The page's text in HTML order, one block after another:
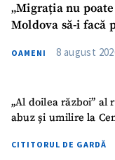
„Migrația nu
Moldova să-i facă
OAMENI 8 august
„Al doilea război”
abuz și umilire la
CITITORUL DE GARDĂ
CONTACT
Nume
+
Email
+